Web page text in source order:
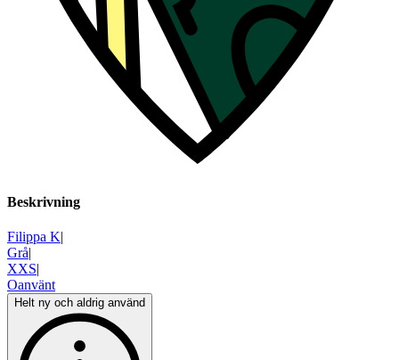
Beskrivning
Filippa K|
Grå|
XXS|
Oanvänt
Helt ny och aldrig använd